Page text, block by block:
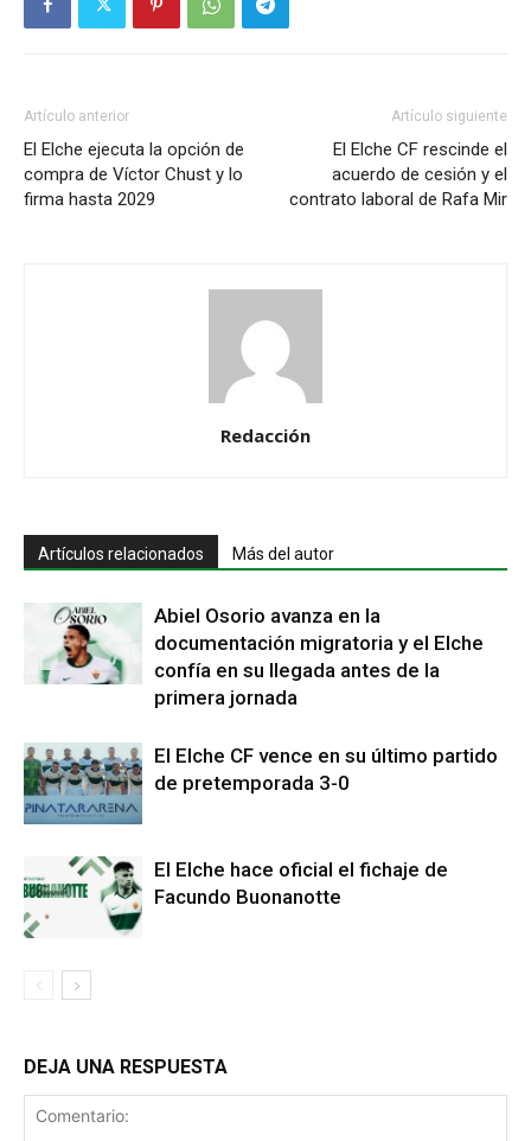
Artículo anterior
El Elche ejecuta la opción de
compra de Víctor Chust y lo
firma hasta 2029
Artículo siguiente
El Elche CF rescinde el
acuerdo de cesión y el
contrato laboral de Rafa Mir
Redacción
Artículos relacionados Más del autor
Abiel Osorio avanza en la
documentación migratoria y el Elche
confía en su llegada antes de la
primera jornada
El Elche CF vence en su último partido
de pretemporada 3-0
El Elche hace oficial el fichaje de
Facundo Buonanotte
DEJA UNA RESPUESTA